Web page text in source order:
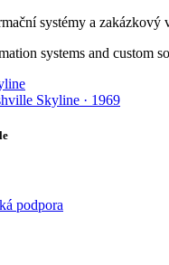
systémy a zakázkový
systems and custom
Skyline · 1969
podpora